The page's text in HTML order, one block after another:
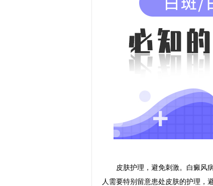
皮肤护理，避免刺激。白癜风病
人需要特别留意患处皮肤的护理，